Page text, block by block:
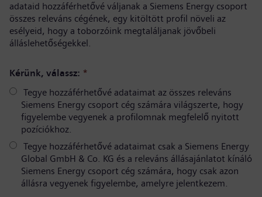
adataid hozzáférhetővé váljanak a Siemens Energy csoport
összes releváns cégének, egy kitöltött profil növeli az
esélyeid, hogy a toborzóink megtaláljanak jövőbeli
álláslehetőségekkel.
Kérünk, válassz: *
Tegye hozzáférhetővé adataimat az összes releváns
Siemens Energy csoport cég számára világszerte, hogy
figyelembe vegyenek a profilomnak megfelelő nyitott
pozíciókhoz.
Tegye hozzáférhetővé adataimat csak a Siemens Energy
Global GmbH & Co. KG és a releváns állásajánlatot kínáló
Siemens Energy csoport cég számára, hogy csak azon
állásra vegyenek figyelembe, amelyre jelentkezem.